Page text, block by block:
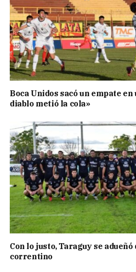
Boca Unidos sacó un empate en
diablo metió la cola»
Con lo justo, Taraguy se adueñó
correntino